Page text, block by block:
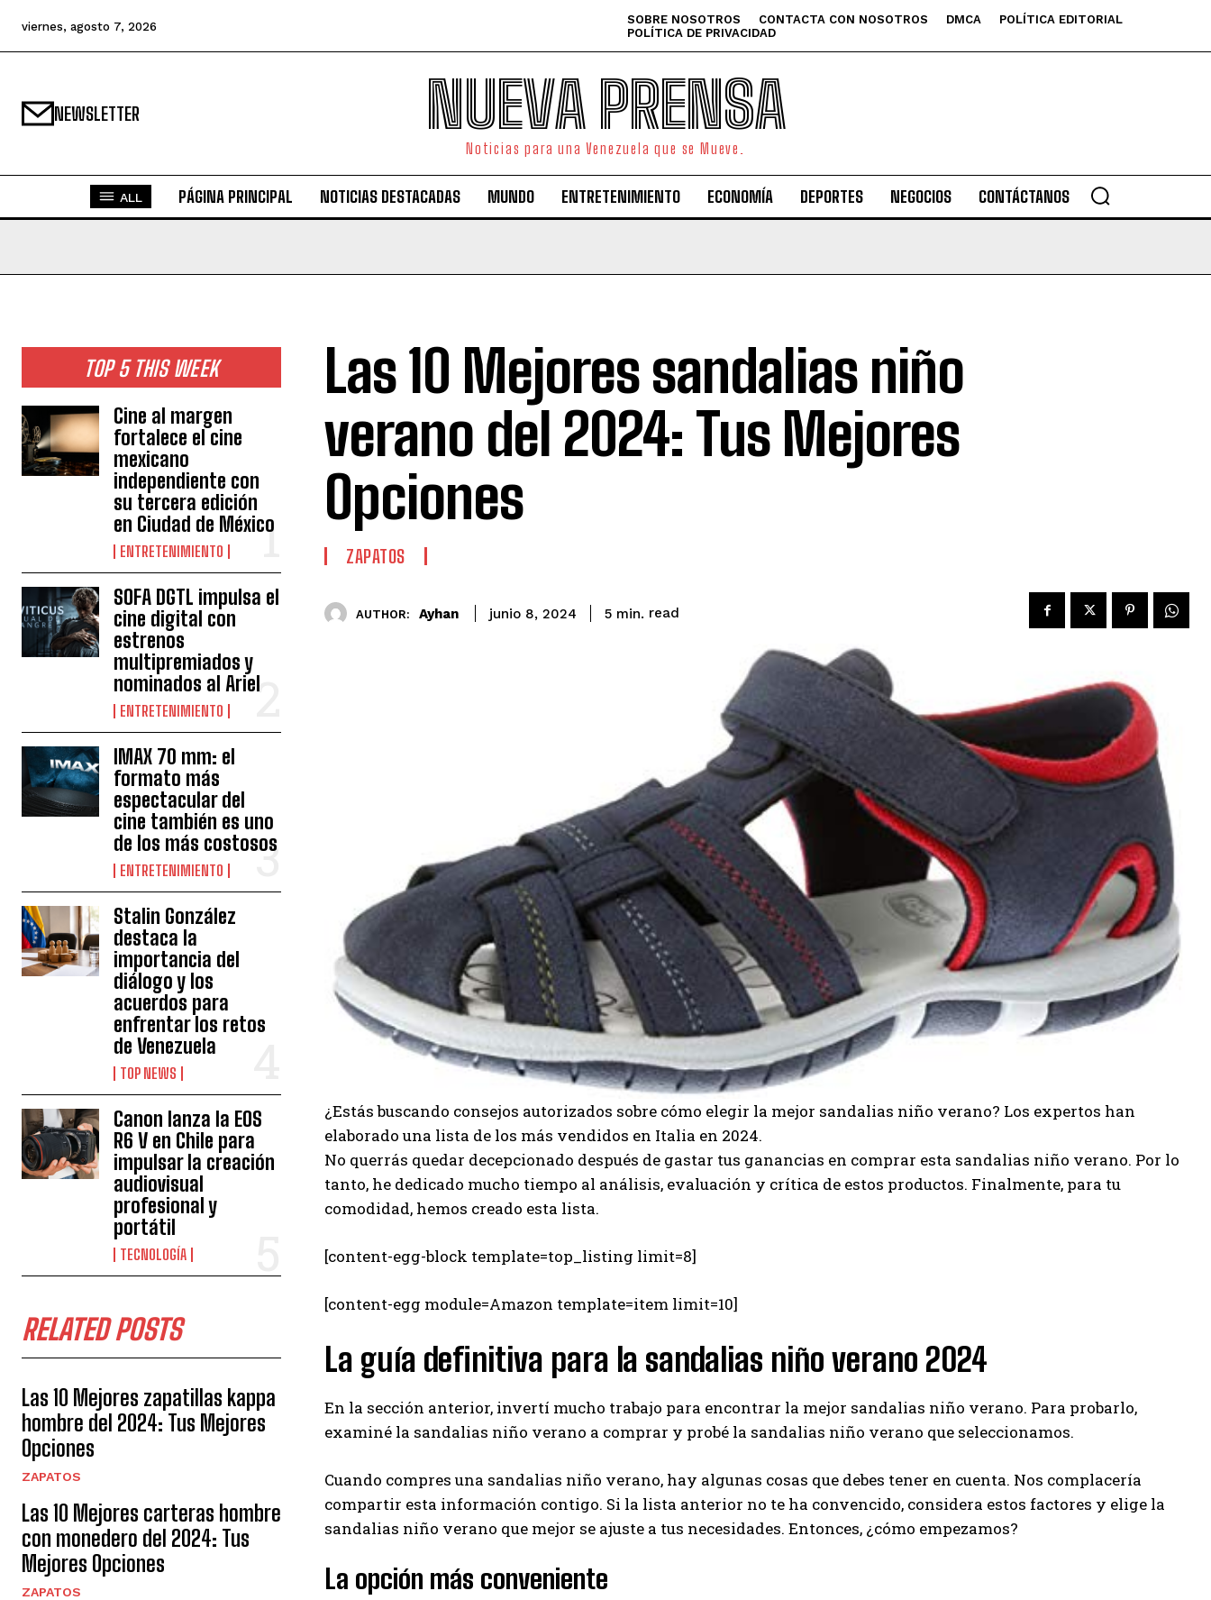
viernes, agosto 7, 2026 SOBRE NOSOTROS CONTACTA CON NOSOTROS DMCA
POLÍTICA EDITORIAL
POLÍTICA DE PRIVACIDAD
NEWSLETTER NUEVA PRENSA
Noticias para una Venezuela que se Mueve.
ALL PÁGINA PRINCIPAL NOTICIAS DESTACADAS MUNDO ENTRETENIMIENTO ECONOMÍA DEPORTES NEGOCIOS CONTÁCTANOS
TOP 5 THIS WEEK
Cine al margen
fortalece el cine
mexicano
independiente con
su tercera edición
en Ciudad de México
ENTRETENIMIENTO
SOFA DGTL impulsa el
cine digital con
estrenos
multipremiados y
nominados al Ariel
ENTRETENIMIENTO
IMAX 70 mm: el
formato más
espectacular del
cine también es uno
de los más costosos
ENTRETENIMIENTO
Stalin González
destaca la
importancia del
diálogo y los
acuerdos para
enfrentar los retos
de Venezuela
TOP NEWS
Canon lanza la EOS
R6 V en Chile para
impulsar la creación
audiovisual
profesional y
portátil
TECNOLOGÍA
RELATED POSTS
Las 10 Mejores zapatillas kappa
hombre del 2024: Tus Mejores
Opciones
ZAPATOS
Las 10 Mejores carteras hombre
con monedero del 2024: Tus
Mejores Opciones
ZAPATOS
Las 10 Mejores sandalias niño
verano del 2024: Tus Mejores
Opciones
ZAPATOS
AUTHOR: Ayhan junio 8, 2024 5 min. read
¿Estás buscando consejos autorizados sobre cómo elegir la mejor sandalias niño verano? Los expertos han
elaborado una lista de los más vendidos en Italia en 2024.
No querrás quedar decepcionado después de gastar tus ganancias en comprar esta sandalias niño verano. Por lo
tanto, he dedicado mucho tiempo al análisis, evaluación y crítica de estos productos. Finalmente, para tu
comodidad, hemos creado esta lista.
[content-egg-block template=top_listing limit=8]
[content-egg module=Amazon template=item limit=10]
La guía definitiva para la sandalias niño verano 2024
En la sección anterior, invertí mucho trabajo para encontrar la mejor sandalias niño verano. Para probarlo,
examiné la sandalias niño verano a comprar y probé la sandalias niño verano que seleccionamos.
Cuando compres una sandalias niño verano, hay algunas cosas que debes tener en cuenta. Nos complacería
compartir esta información contigo. Si la lista anterior no te ha convencido, considera estos factores y elige la
sandalias niño verano que mejor se ajuste a tus necesidades. Entonces, ¿cómo empezamos?
La opción más conveniente